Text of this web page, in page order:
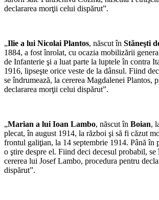
declararea morţii celui dispărut”.
„Ilie a lui Nicolai Plantos, născut în Stăneşti
1884, a fost înrolat, cu ocazia mobilizării
de Infanterie şi a luat parte la luptele în contra
1916, lipseşte orice veste de la dânsul. Fiind
se îndrumează, la cererea Magdalenei Plantos,
declararea morţii celui dispărut”.
„Marian a lui Ioan Lambo, născut în Boian,
plecat, în august 1914, la război şi să fi căzut
frontul galiţian, la 14 septembrie 1914. Până în
o ştire despre el. Fiind deci decesul probabil, se
cererea lui Josef Lambo, procedura pentru
dispărut”.